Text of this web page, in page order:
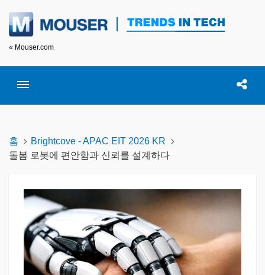
« Mouser.com
Toggle menubar Open 이
홈
Brightcove - APAC EIT 2026 KR
돌봄 로봇에 편안함과 신뢰를 설계하다